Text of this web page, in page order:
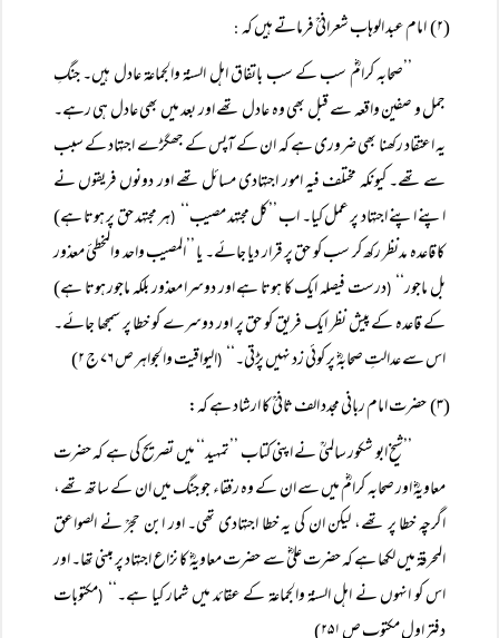
(۲) امام عبد الوہاب شعرانیؒ فرماتے ہیں کہ
:
’’صحابہ کرامؓ سب کے سب باتفاق اہل السنۃ والجماعۃ عادل ہیں۔ جنگِ
جمل و صفین واقعہ سے قبل بھی وہ عادل تھے اور بعد میں بھی عادل ہی رہے۔
یہ اعتقاد رکھنا بھی ضروری ہے کہ ان کے آپس کے جھگڑے اجتہاد کے سبب
سے تھے۔ کیونکہ مختلف فیہ امور اجتہادی مسائل تھے اور دونوں فریقوں نے
اپنے اپنے اجتہاد پر عمل کیا۔ اب ’’کل مجتہد مصیب‘‘
(ہر مجتہد حق پر ہوتا ہے)
کا قاعدہ مدنظر رکھ کر سب کو حق پر قرار دیا جائے۔ یا ’’المصیب واحد والمخطئ معذور
بل ماجور‘‘
(درست فیصلہ ایک کا ہوتا ہے اور دوسرا معذور بلکہ ماجور ہوتا ہے)
کے قاعدہ کے پیش نظر ایک فریق کو حق پر اور دوسرے کو خطا پر سمجھا جائے۔
اس سے عدالتِ صحابہؓ پر کوئی زد نہیں پڑتی۔‘‘
(الیواقیت والجواہر ص ۷۶ ج ۲)
(۳) حضرت امام ربانی مجدد الف ثانیؒ کا ارشاد ہے کہ:
’’شیخ ابو شکور سالمیؒ نے اپنی کتاب ’’تمہید‘‘ میں تصریح کی ہے کہ حضرت
معاویہؓ اور صحابہ کرامؓ میں سے ان کے وہ رفقاء جو جنگ میں ان کے ساتھ تھے،
اگرچہ خطا پر تھے، لیکن ان کی یہ خطا اجتہادی تھی۔ اور ابن حجرؒ نے الصواعق
المحرقۃ میں لکھا ہے کہ حضرت علیؓ سے حضرت معاویہؓ کا نزاع اجتہاد پر مبنی تھا۔ اور
اس کو انہوں نے اہل السنۃ والجماعۃ کے عقائد میں شمار کیا ہے۔‘‘
(مکتوبات